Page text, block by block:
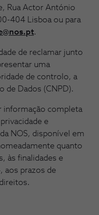
Rua Actor António
404 Lisboa ou para
.
de reclamar junto
uma
de controlo, a
de Dados (CNPD).
informação completa
e
NOS, disponível em
quanto
às finalidades e
aos prazos de